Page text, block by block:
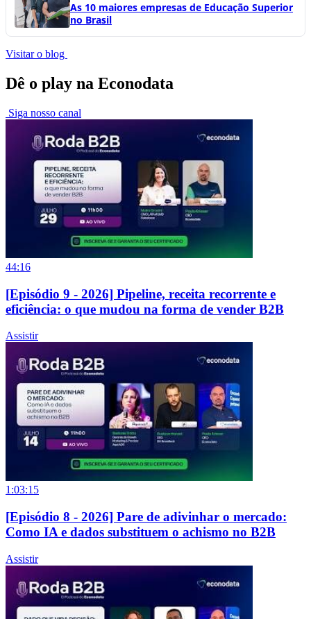
As 10 maiores empresas de Educação Superior
no Brasil
Visitar o blog
Dê o play na Econodata
Siga nosso canal
44:16
[Episódio 9 - 2026] Pipeline, receita recorrente e
eficiência: o que mudou na forma de vender B2B
Assistir
1:03:15
[Episódio 8 - 2026] Pare de adivinhar o mercado:
Como IA e dados substituem o achismo no B2B
Assistir